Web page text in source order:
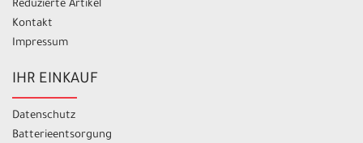
Reduzierte Artikel
Kontakt
Impressum
IHR EINKAUF
Datenschutz
Batterieentsorgung